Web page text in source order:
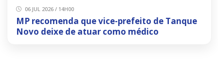
06 JUL 2026 / 14H00
MP recomenda que vice-prefeito de Tanque
Novo deixe de atuar como médico